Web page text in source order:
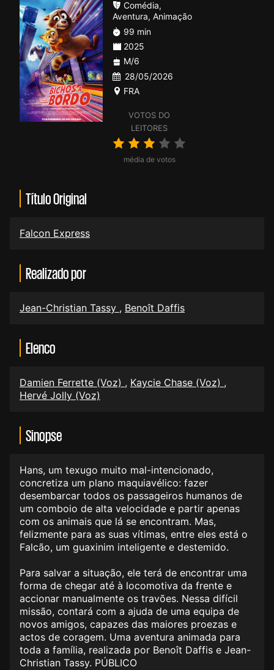
VOTOS DO
LEITORES
média de votos
Comédia,
Aventura, Animação
99 min
2025
M/6
28/05/2026
FRA
Título Original
Falcon Express
Realizado por
Jean-Christian Tassy , Benoît Daffis
Elenco
Damien Ferrette (Voz) , Kaycie Chase (Voz) ,
Hervé Jolly (Voz)
Sinopse
Hans, um texugo muito mal-intencionado,
concretiza um plano maquiavélico: fazer
desembarcar todos os passageiros humanos de
um comboio de alta velocidade e partir apenas
com os animais que lá se encontram. Mas,
felizmente para as suas vítimas, entre eles está o
Falcão, um guaxinim inteligente e destemido.
Para salvar a situação, ele terá de encontrar uma
forma de chegar até à locomotiva da frente e
accionar manualmente os travões. Nessa difícil
missão, contará com a ajuda de uma equipa de
novos amigos, capazes das maiores proezas e
actos de coragem. Uma aventura animada para
toda a família, realizada por Benoît Daffis e Jean-
Christian Tassy. PÚBLICO